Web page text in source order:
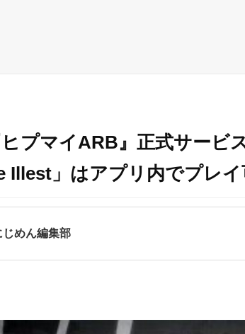
プマイARB』正式サービ
Illest」はアプリ内でプレイ
めん編集部